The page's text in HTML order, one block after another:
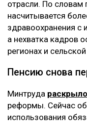
отрасли. По словам
насчитывается
здравоохранения с
а нехватка кадров
регионах и
Пенсию снова
Минтруда раскрыло
реформы. Сейчас
использования